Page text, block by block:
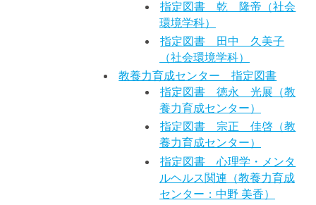
指定図書 乾 隆帝（社会
環境学科）
指定図書 田中 久美子
（社会環境学科）
教養力育成センター 指定図書
指定図書 徳永 光展（教
養力育成センター）
指定図書 宗正 佳啓（教
養力育成センター）
指定図書 心理学・メンタ
ルヘルス関連（教養力育成
センター：中野 美香）